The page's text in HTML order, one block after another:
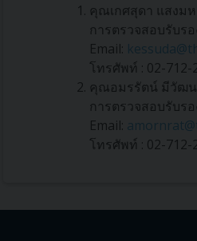
คุณเกศสุดา แสงม
การตรวจสอบรับร
Email:
โทรศัพท์ : 02-712-
คุณอมรรัตน์ มีวัฒน
การตรวจสอบรับร
Email:
โทรศัพท์ : 02-712-